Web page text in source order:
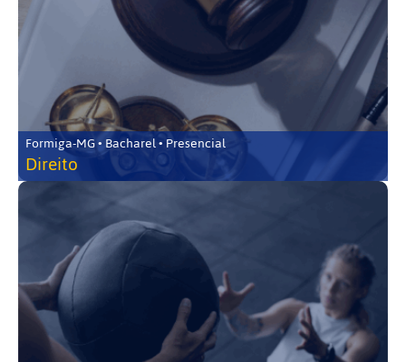
Formiga-MG • Bacharel • Presencial
Direito